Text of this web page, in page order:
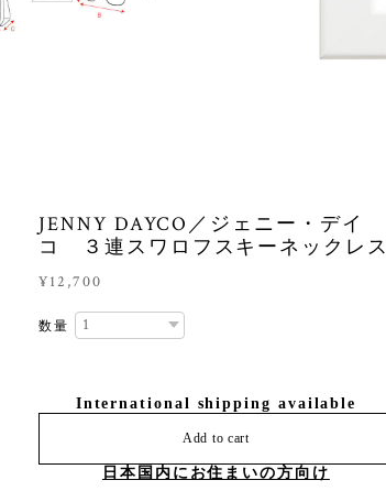
JENNY DAYCO／ジェニー・デイ
コ ３連スワロフスキーネックレス
¥12,700
数量
International shipping available
Add to cart
日本国内にお住まいの方向け